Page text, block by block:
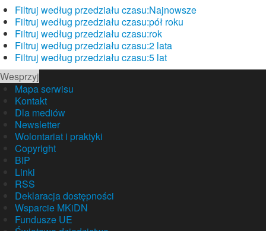
Filtruj według przedziału czasu:Najnowsze
Filtruj według przedziału czasu:pół roku
Filtruj według przedziału czasu:rok
Filtruj według przedziału czasu:2 lata
Filtruj według przedziału czasu:5 lat
Wesprzyj
Mapa serwisu
Kontakt
Dla mediów
Newsletter
Wolontariat i praktyki
Copyright
BIP
Linki
RSS
Deklaracja dostępności
Wsparcie MKiDN
Fundusze UE